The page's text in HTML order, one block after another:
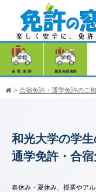
合宿免許 東京合宿免許
> 合宿免許・通学免許のご
和光大学の学
通学免許・合
春休み・夏休み、授業やア